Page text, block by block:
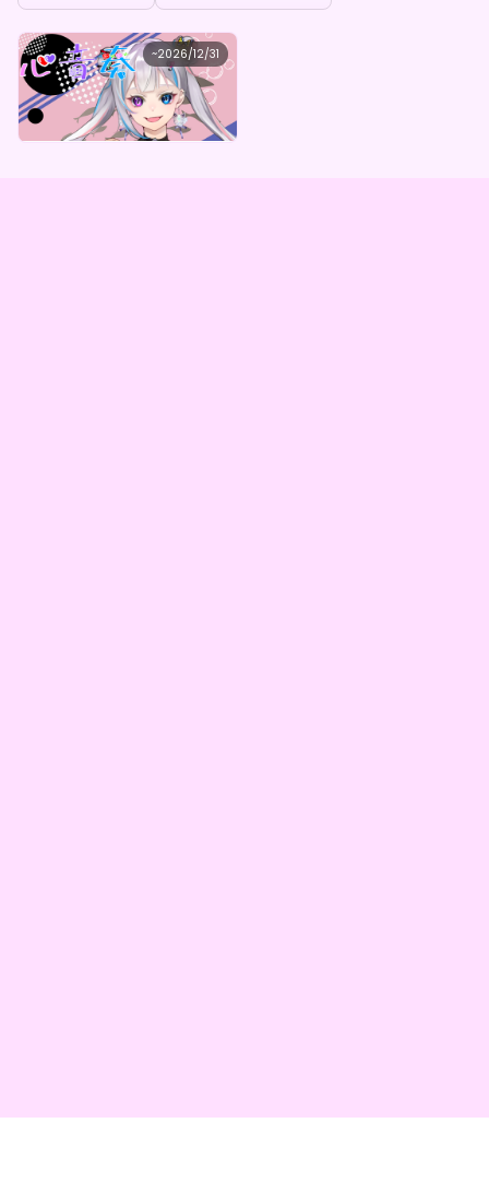
~2026/12/31
心音奏
心音奏AIICOコラボ限定デジタルグッズガチャBOX(全5種)
最低価格
¥1,000 購入はこちら